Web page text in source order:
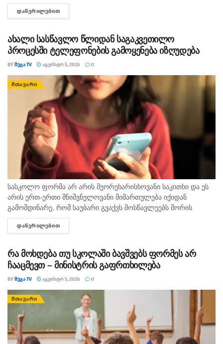
გიორგი ლეკვიშვილი ავრცელებს.
ᲓᲐᲬᲕᲠᲘᲚᲔᲑᲘᲗ
ახალი სასწავლო წლიდან საგაკვეთილო
პროცესში ტელეფონების გამოყენება იზღუდება
BYᲛᲔᲒᲐ TV ᲐᲒᲕᲘᲡᲢᲝ 5, 2026 0
ᲛᲗᲐᲕᲐᲠᲘ
სასკოლო ფორმა არ არის მეორეხარისხოვანი საკითხი და ეს
არის ერთ-ერთი მნიშვნელოვანი მიმართულება იქიდან
გამომდინარე, რომ საუბარი გვაქვს მოსწავლეებს შორის
თანასწორობაზე, უსაფრთხო გარემოს უზრუნველყოფასა და
სწავლის ხარისხის ამაღლების ხელშეწყობაზე, ეს მსოფლიო
ᲓᲐᲬᲕᲠᲘᲚᲔᲑᲘᲗ
რა მოხდება თუ სკოლაში ბავშვებს ფორმეს არ
ჩააცმევთ – მინისტრის გაფრთხილება
BYᲛᲔᲒᲐ TV ᲐᲒᲕᲘᲡᲢᲝ 5, 2026 0
ᲛᲗᲐᲕᲐᲠᲘ